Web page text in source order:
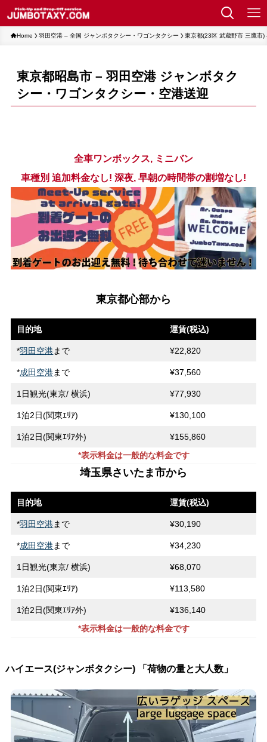
Home 羽田空港 – 全国 ジャンボタクシー・ワゴンタクシー 東京都(23区 武蔵野市 三鷹市
東京都昭島市 – 羽田空港 ジャンボタク
シー・ワゴンタクシー・空港送迎
全車ワンボックス, ミニバン
車種別 追加料金なし! 深夜, 早朝の時間帯の割増なし!
東京都心部から
目的地 運賃(税込)
*羽田空港まで ¥22,820
*成田空港まで ¥37,560
1日観光(東京/ 横浜) ¥77,930
1泊2日(関東ｴﾘｱ) ¥130,100
1泊2日(関東ｴﾘｱ外)
¥155,860
*表示料金は一般的な料金です
埼玉県さいたま市から
目的地 運賃(税込)
*羽田空港まで ¥30,190
*成田空港まで ¥34,230
1日観光(東京/ 横浜) ¥68,070
1泊2日(関東ｴﾘｱ) ¥113,580
1泊2日(関東ｴﾘｱ外)
¥136,140
*表示料金は一般的な料金です
ハイエース(ジャンボタクシー) 「荷物の量と大人数」